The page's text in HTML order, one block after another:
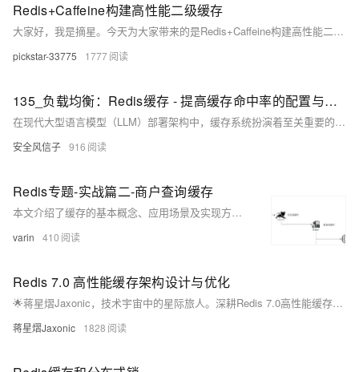
Redis+Caffeine构建高性能二级缓存
大家好，我是摘星。今天为大家带来的是Redis+Caffeine构建高性能二级缓存，废话不多说直接开始~
pickstar-33775 1777
135_负载均衡：Redis缓存 - 提高缓存命中率的配置与最佳实践
在现代大型语言模型（LLM）部署架构中，缓存系统扮演着至关重要的角色。随着LLM应用规模的不断扩大和用户需求的持续增长，如何构建高效、可靠的缓存架构成为系统性能优化的核心挑战。Redis作为业界领先的内存数据库，因其高性能、丰富的数据结构和灵活的配置选项，已成为LLM部署中首选的缓存解决方案。
安全风信子 916
Redis专题-实战篇二-商户查询缓存
本文介绍了缓存的基本概念、应用场景及实现方式，涵盖Redis缓存设计、缓存更新策略、缓存穿透问题及其解决方案。重点讲解了缓存空对象与布隆过滤器的使用，并通过代码示例演示了商铺查询的缓存优化实践。
varin 410
Redis 7.0 高性能缓存架构设计与优化
🌟蒋星熠Jaxonic，技术宇宙中的星际旅人。深耕Redis 7.0高性能缓存架构，探索函数化编程、多层缓存、集群优化与分片消息系统，用代码在二进制星河中谱写极客诗篇。
蒋星熠Jaxonic 1828